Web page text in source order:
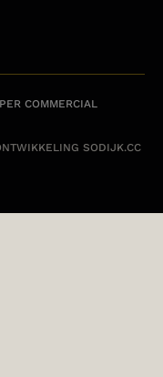
COMMERCIAL
SODIJK.CC